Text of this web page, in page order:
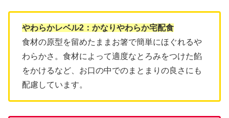
やわらかレベル2：かなりやわらか宅配食
食材の原型を留めたままお箸で簡単にほぐれるや
わらかさ。食材によって適度なとろみをつけた餡
をかけるなど、お口の中でのまとまりの良さにも
配慮しています。